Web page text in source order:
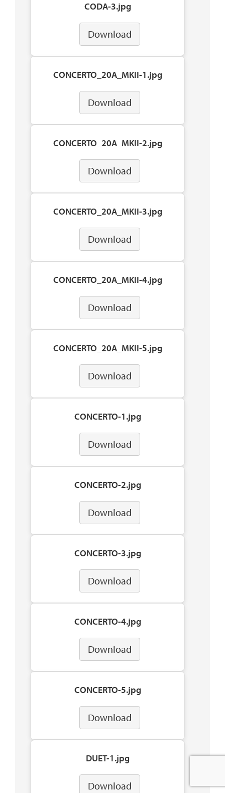
CODA-3.jpg
Download
CONCERTO_20A_MKII-1.jpg
Download
CONCERTO_20A_MKII-2.jpg
Download
CONCERTO_20A_MKII-3.jpg
Download
CONCERTO_20A_MKII-4.jpg
Download
CONCERTO_20A_MKII-5.jpg
Download
CONCERTO-1.jpg
Download
CONCERTO-2.jpg
Download
CONCERTO-3.jpg
Download
CONCERTO-4.jpg
Download
CONCERTO-5.jpg
Download
DUET-1.jpg
Download